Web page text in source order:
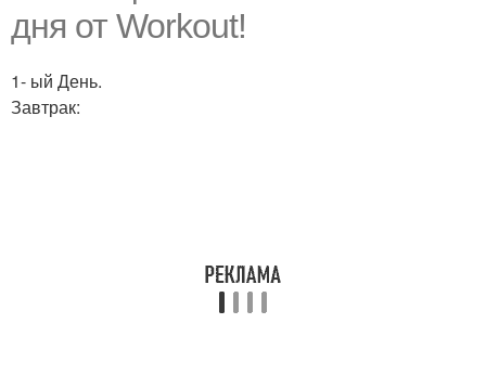
дня от Workout!
1- ый День.
Завтрак: